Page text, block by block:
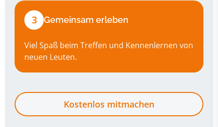
3 Gemeinsam erleben
Viel Spaß beim Treffen und Kennenlernen von
neuen Leuten.
Kostenlos mitmachen